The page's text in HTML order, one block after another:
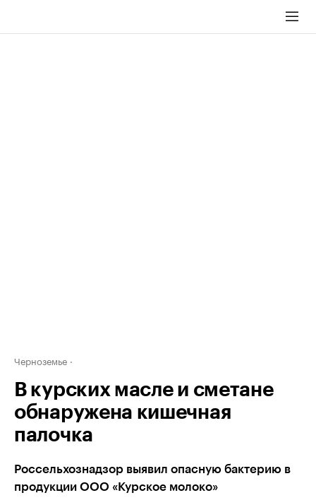
Черноземье
В курских масле и сметане
обнаружена кишечная
палочка
Россельхознадзор выявил опасную бактерию в
продукции ООО «Курское молоко»